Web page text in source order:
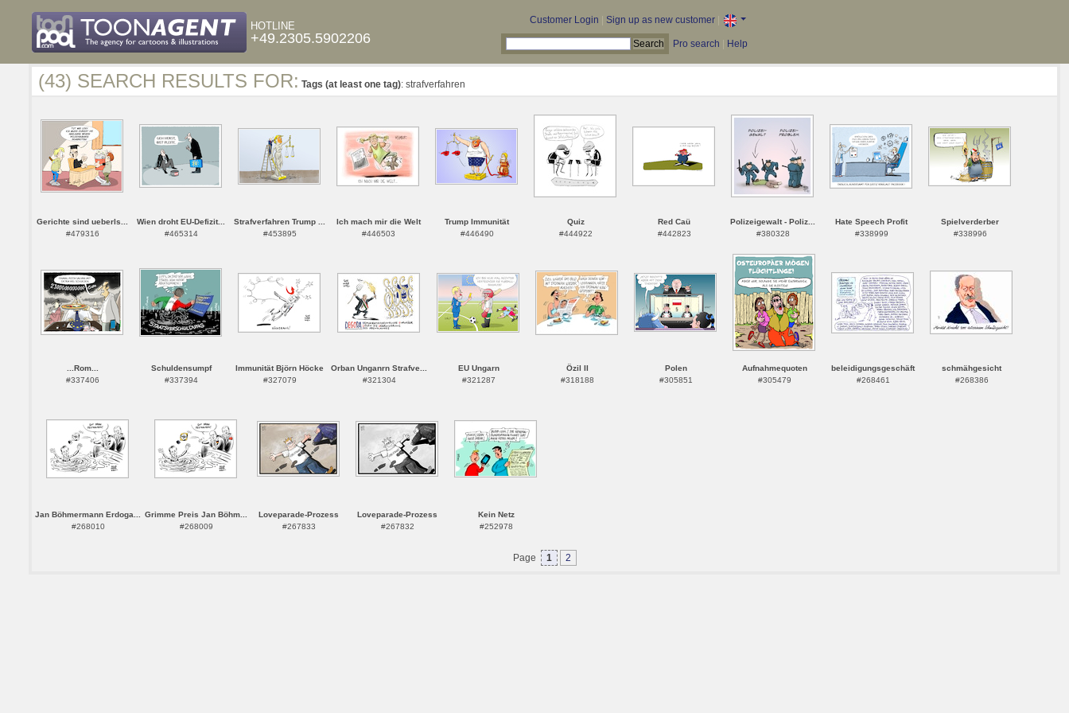
HOTLINE
+49.2305.5902206
Customer Login Sign up as new customer|
Pro search Help
(43) SEARCH RESULTS FOR: Tags (at least one tag): strafverfahren
Gerichte sind ueberls...
#479316
Wien droht EU-Defizit...
#465314
Strafverfahren Trump ...
#453895
Ich mach mir die Welt
#446503
Trump Immunität
#446490
Quiz
#444922
Red Caü
#442823
Polizeigewalt - Poliz...
#380328
Hate Speech Profit
#338999
Spielverderber
#338996
...Rom...
#337406
Schuldensumpf
#337394
Immunität Björn Höcke
#327079
Orban Unganrn Strafve...
#321304
EU Ungarn
#321287
Özil II
#318188
Polen
#305851
Aufnahmequoten
#305479
beleidigungsgeschäft
#268461
schmähgesicht
#268386
Jan Böhmermann Erdoga...
#268010
Grimme Preis Jan Böhm...
#268009
Loveparade-Prozess
#267833
Loveparade-Prozess
#267832
Kein Netz
#252978
Page 1 2